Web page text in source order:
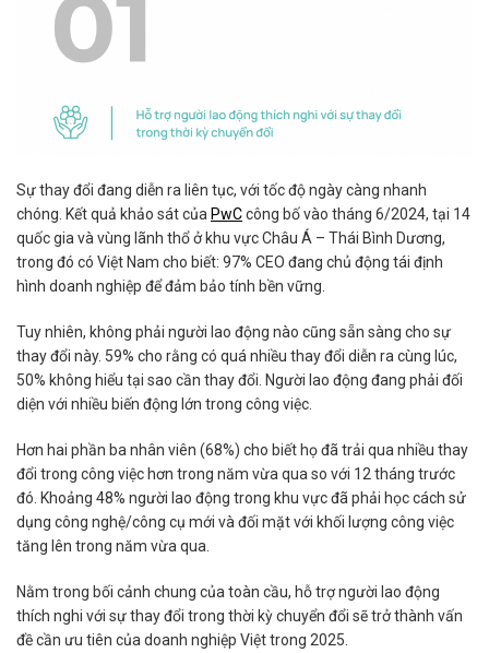
Sự thay đổi đang diễn ra liên tục, với tốc độ ngày càng nhanh
chóng. Kết quả khảo sát của PwCcông bố vào tháng 6/2024, tại 14
quốc gia và vùng lãnh thổ ở khu vực Châu Á – Thái Bình Dương,
trong đó có Việt Nam cho biết: 97% CEO đang chủ động tái định
hình doanh nghiệp để đảm bảo tính bền vững.
Tuy nhiên, không phải người lao động nào cũng sẵn sàng cho sự
thay đổi này. 59% cho rằng có quá nhiều thay đổi diễn ra cùng lúc,
50% không hiểu tại sao cần thay đổi. Người lao động đang phải đối
diện với nhiều biến động lớn trong công việc.
Hơn hai phần ba nhân viên (68%) cho biết họ đã trải qua nhiều thay
đổi trong công việc hơn trong năm vừa qua so với 12 tháng trước
đó. Khoảng 48% người lao động trong khu vực đã phải học cách sử
dụng công nghệ/công cụ mới và đối mặt với khối lượng công việc
tăng lên trong năm vừa qua.
Nằm trong bối cảnh chung của toàn cầu, hỗ trợ người lao động
thích nghi với sự thay đổi trong thời kỳ chuyển đổi sẽ trở thành vấn
đề cần ưu tiên của doanh nghiệp Việt trong 2025.